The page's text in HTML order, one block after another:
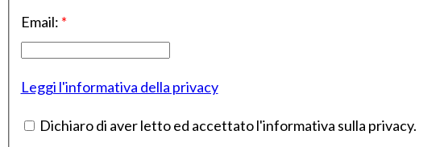
Email: *
Leggi l'informativa della privacy
Dichiaro di aver letto ed accettato l'informativa sulla privacy.